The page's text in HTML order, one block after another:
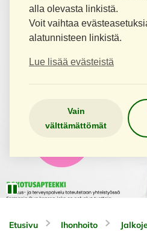
alla olevasta linkistä.
Voit vaihtaa
alatunnisteen linkistä.
Lue lisää evästeistä
Vain
välttämättömät
Etusivu Ihonhoito